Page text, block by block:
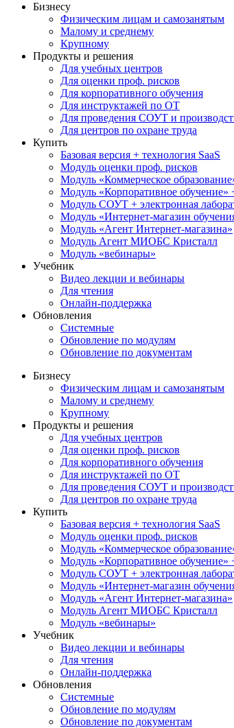
Бизнесу
Физическим лицам и самозанятым
Малому и среднему
Крупному
Продукты и решения
Для учебных центров
Для оценки проф. рисков
Для корпоративного обучения
Для инструктажей по ОТ
Для проведения СОУТ и
Для центров по охране труда
Купить
Базовая версия + технология SaaS
Модуль оценки проф. рисков
Модуль «Коммерческое
Модуль «Корпоративное
Модуль СОУТ + электронная
Модуль «Интернет-магазин
Модуль «Агент Интернет-магазина»
Модуль Агент МИОБС Кристалл
Модуль «вебинары»
Учебник
Видео лекции и вебинары
Для чтения
Онлайн-поддержка
Обновления
Системные
Обновление по модулям
Обновление по документам
Бизнесу
Физическим лицам и самозанятым
Малому и среднему
Крупному
Продукты и решения
Для учебных центров
Для оценки проф. рисков
Для корпоративного обучения
Для инструктажей по ОТ
Для проведения СОУТ и
Для центров по охране труда
Купить
Базовая версия + технология SaaS
Модуль оценки проф. рисков
Модуль «Коммерческое
Модуль «Корпоративное
Модуль СОУТ + электронная
Модуль «Интернет-магазин
Модуль «Агент Интернет-магазина»
Модуль Агент МИОБС Кристалл
Модуль «вебинары»
Учебник
Видео лекции и вебинары
Для чтения
Онлайн-поддержка
Обновления
Системные
Обновление по модулям
Обновление по документам